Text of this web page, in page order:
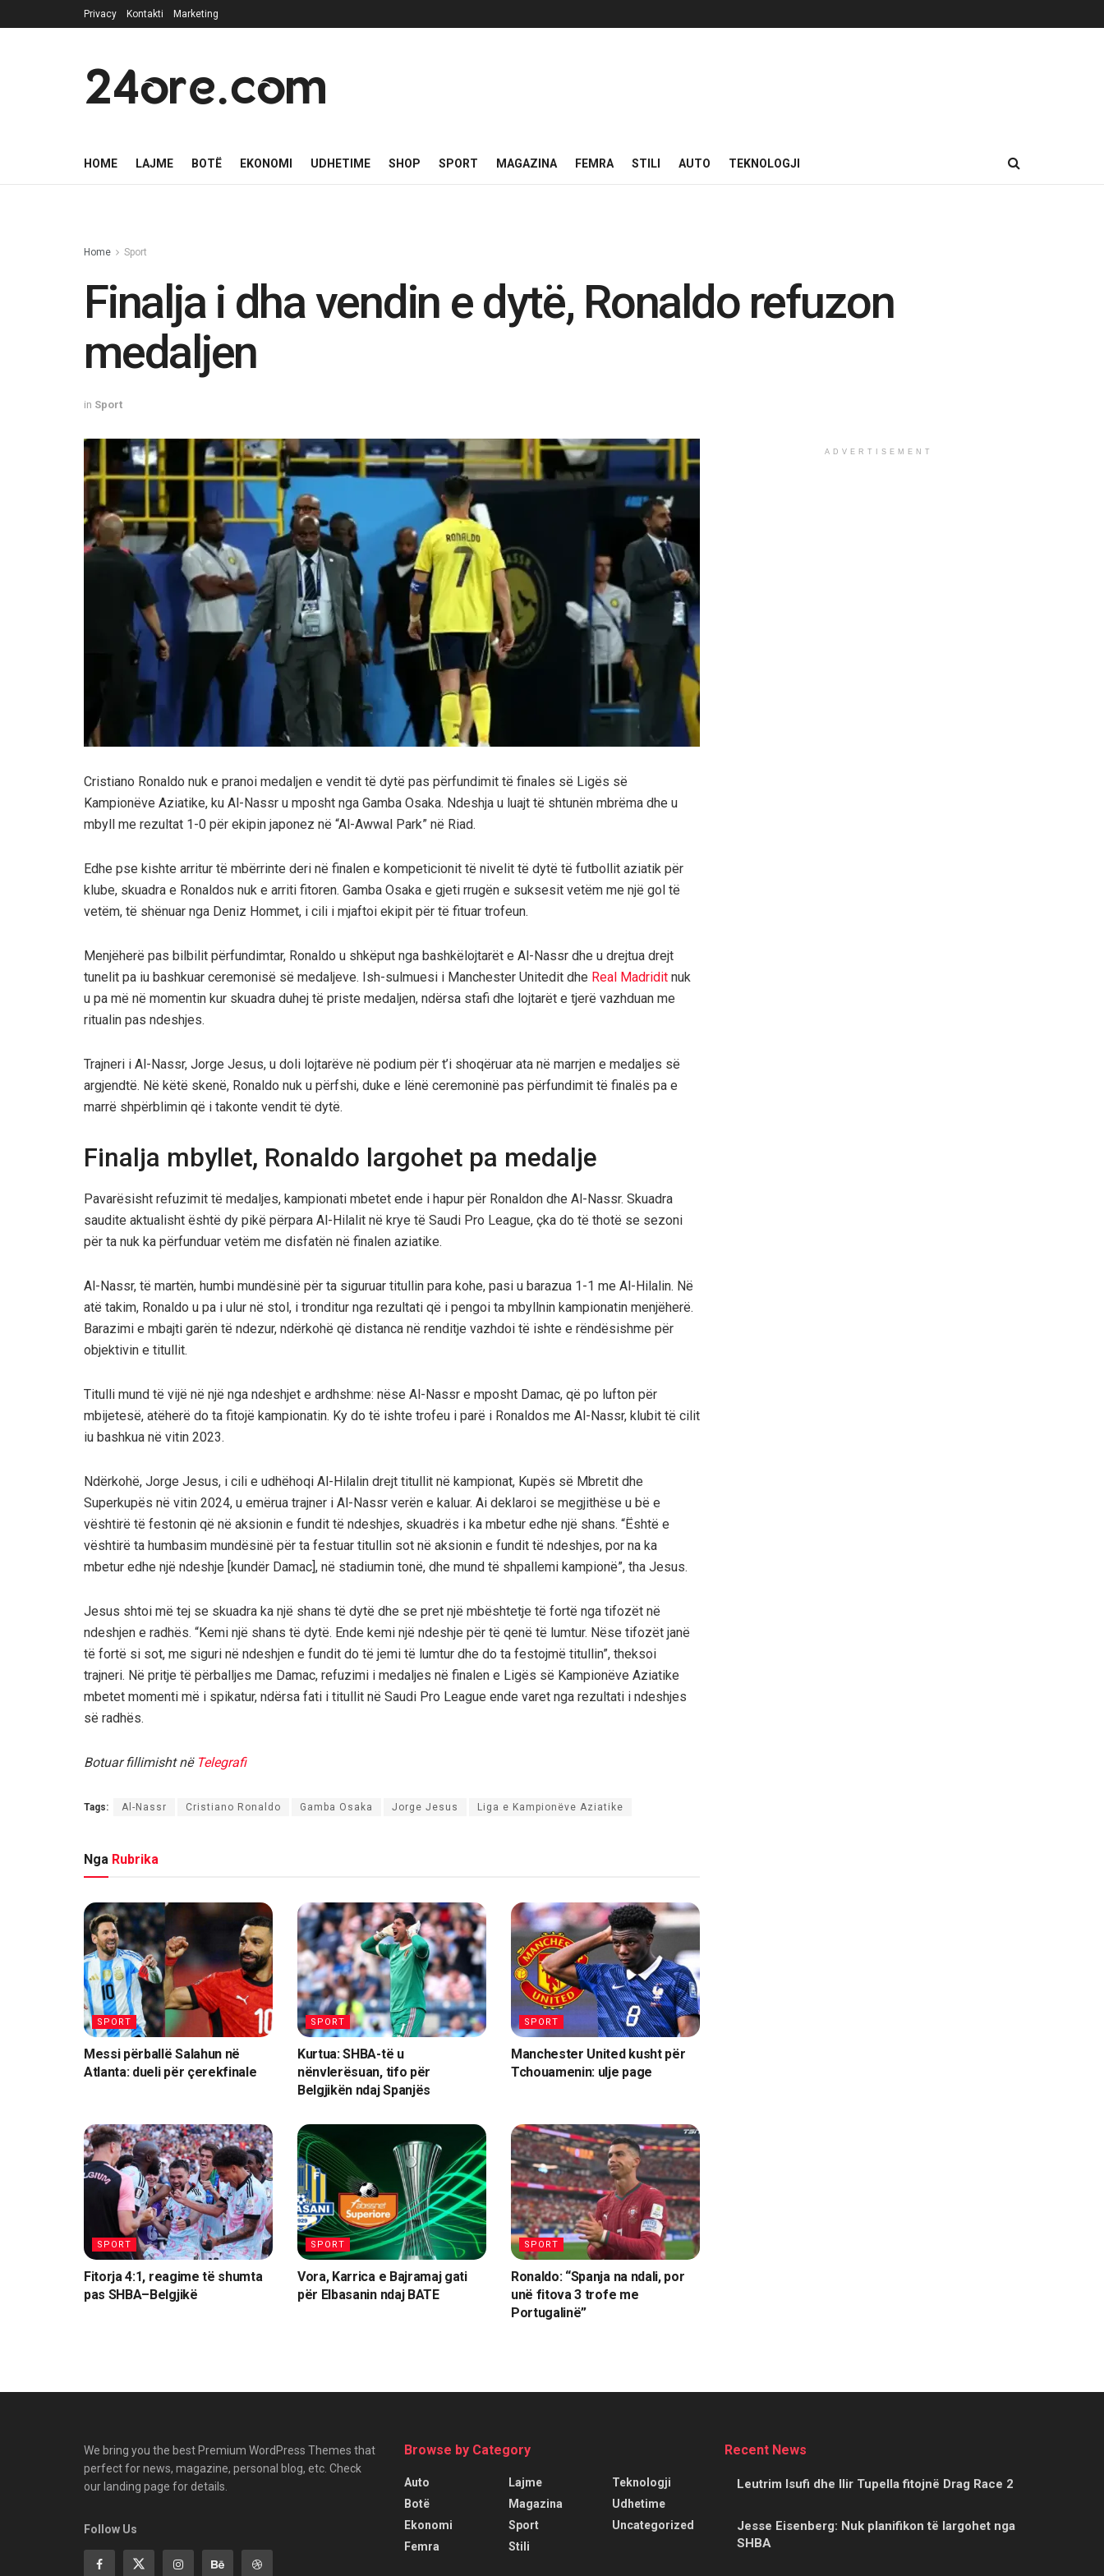
Privacy Kontakti Marketing
24ore.com
HOME LAJME BOTË EKONOMI UDHETIME SHOP SPORT MAGAZINA FEMRA STILI AUTO TEKNOLOGJI
Home Sport
Finalja i dha vendin e dytë, Ronaldo refuzon
medaljen
in Sport
Cristiano Ronaldo nuk e pranoi medaljen e vendit të dytë pas përfundimit të finales së Ligës së
Kampionëve Aziatike, ku Al-Nassr u mposht nga Gamba Osaka. Ndeshja u luajt të shtunën mbrëma dhe u
mbyll me rezultat 1-0 për ekipin japonez në “Al-Awwal Park” në Riad.
Edhe pse kishte arritur të mbërrinte deri në finalen e kompeticionit të nivelit të dytë të futbollit aziatik për
klube, skuadra e Ronaldos nuk e arriti fitoren. Gamba Osaka e gjeti rrugën e suksesit vetëm me një gol të
vetëm, të shënuar nga Deniz Hommet, i cili i mjaftoi ekipit për të fituar trofeun.
Menjëherë pas bilbilit përfundimtar, Ronaldo u shkëput nga bashkëlojtarët e Al-Nassr dhe u drejtua drejt
tunelit pa iu bashkuar ceremonisë së medaljeve. Ish-sulmuesi i Manchester Unitedit dhe Real Madridit nuk
u pa më në momentin kur skuadra duhej të priste medaljen, ndërsa stafi dhe lojtarët e tjerë vazhduan me
ritualin pas ndeshjes.
Trajneri i Al-Nassr, Jorge Jesus, u doli lojtarëve në podium për t’i shoqëruar ata në marrjen e medaljes së
argjendtë. Në këtë skenë, Ronaldo nuk u përfshi, duke e lënë ceremoninë pas përfundimit të finalës pa e
marrë shpërblimin që i takonte vendit të dytë.
Finalja mbyllet, Ronaldo largohet pa medalje
Pavarësisht refuzimit të medaljes, kampionati mbetet ende i hapur për Ronaldon dhe Al-Nassr. Skuadra
saudite aktualisht është dy pikë përpara Al-Hilalit në krye të Saudi Pro League, çka do të thotë se sezoni
për ta nuk ka përfunduar vetëm me disfatën në finalen aziatike.
Al-Nassr, të martën, humbi mundësinë për ta siguruar titullin para kohe, pasi u barazua 1-1 me Al-Hilalin. Në
atë takim, Ronaldo u pa i ulur në stol, i tronditur nga rezultati që i pengoi ta mbyllnin kampionatin menjëherë.
Barazimi e mbajti garën të ndezur, ndërkohë që distanca në renditje vazhdoi të ishte e rëndësishme për
objektivin e titullit.
Titulli mund të vijë në një nga ndeshjet e ardhshme: nëse Al-Nassr e mposht Damac, që po lufton për
mbijetesë, atëherë do ta fitojë kampionatin. Ky do të ishte trofeu i parë i Ronaldos me Al-Nassr, klubit të cilit
iu bashkua në vitin 2023.
Ndërkohë, Jorge Jesus, i cili e udhëhoqi Al-Hilalin drejt titullit në kampionat, Kupës së Mbretit dhe
Superkupës në vitin 2024, u emërua trajner i Al-Nassr verën e kaluar. Ai deklaroi se megjithëse u bë e
vështirë të festonin që në aksionin e fundit të ndeshjes, skuadrës i ka mbetur edhe një shans. “Është e
vështirë ta humbasim mundësinë për ta festuar titullin sot në aksionin e fundit të ndeshjes, por na ka
mbetur edhe një ndeshje [kundër Damac], në stadiumin tonë, dhe mund të shpallemi kampionë”, tha Jesus.
Jesus shtoi më tej se skuadra ka një shans të dytë dhe se pret një mbështetje të fortë nga tifozët në
ndeshjen e radhës. “Kemi një shans të dytë. Ende kemi një ndeshje për të qenë të lumtur. Nëse tifozët janë
të fortë si sot, me siguri në ndeshjen e fundit do të jemi të lumtur dhe do ta festojmë titullin”, theksoi
trajneri. Në pritje të përballjes me Damac, refuzimi i medaljes në finalen e Ligës së Kampionëve Aziatike
mbetet momenti më i spikatur, ndërsa fati i titullit në Saudi Pro League ende varet nga rezultati i ndeshjes
së radhës.
Botuar fillimisht në Telegrafi
Tags: Al-Nassr Cristiano Ronaldo Gamba Osaka Jorge Jesus Liga e Kampionëve Aziatike
Nga Rubrika
SPORT
Messi përballë Salahun në
Atlanta: dueli për çerekfinale
SPORT
Kurtua: SHBA-të u
nënvlerësuan, tifo për
Belgjikën ndaj Spanjës
SPORT
Manchester United kusht për
Tchouamenin: ulje page
SPORT
Fitorja 4:1, reagime të shumta
pas SHBA–Belgjikë
SPORT
Vora, Karrica e Bajramaj gati
për Elbasanin ndaj BATE
SPORT
Ronaldo: “Spanja na ndali, por
unë fitova 3 trofe me
Portugalinë”
ADVERTISEMENT
We bring you the best Premium WordPress Themes that
perfect for news, magazine, personal blog, etc. Check
our landing page for details.
Follow Us
Browse by Category
Auto
Botë
Ekonomi
Femra
Lajme
Magazina
Sport
Stili
Teknologji
Udhetime
Uncategorized
Recent News
Leutrim Isufi dhe Ilir Tupella fitojnë Drag Race 2
Jesse Eisenberg: Nuk planifikon të largohet nga
SHBA